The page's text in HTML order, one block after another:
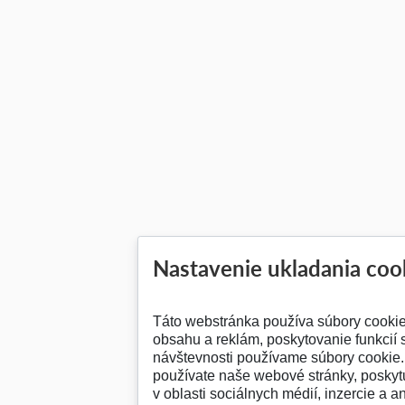
Nastavenie ukladania
Táto webstránka používa súbory
obsahu a reklám, poskytovanie funkcií
návštevnosti používame súbory
používate naše webové stránky,
v oblasti sociálnych médií, inzercie a